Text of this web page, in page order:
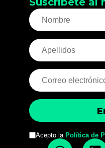
Acepto la Política de